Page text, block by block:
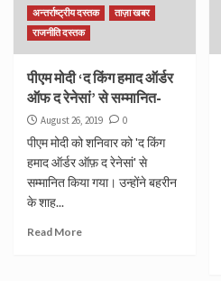
अन्तर्राष्ट्रीय दस्तक
ताज़ा खबर
राजनीति दस्तक
पीएम मोदी ‘द किंग हमाद ऑर्डर
ऑफ द रेनेसां’ से सम्मानित-
August 26, 2019 0
पीएम मोदी को शनिवार को 'द किंग
हमाद ऑर्डर ऑफ़ द रेनेसां' से
सम्मानित किया गया। उन्होंने बहरीन
के शाह...
Read More